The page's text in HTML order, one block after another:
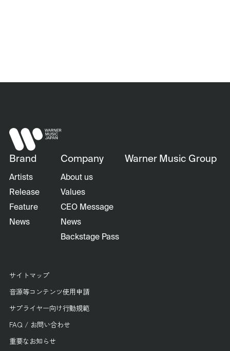
Brand
Artists
Release
Feature
News
Company
About us
Values
CEO Message
News
Backstage Pass
Warner Music Group
サイトマップ
音源等コンテンツ使用申請
サプライヤー向け行動規範
FAQ / お問い合わせ
重要なお知らせ